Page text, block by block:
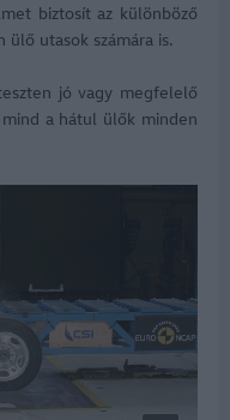
biztosít az különböző
utasok számára is.
jó vagy megfelelő
a hátul ülők minden